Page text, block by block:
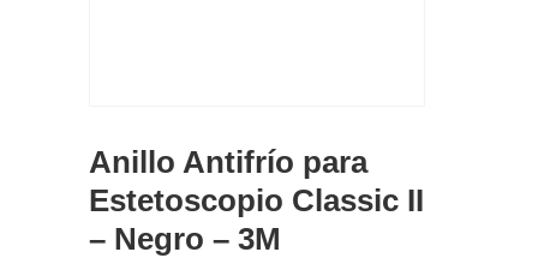
Anillo Antifrío para
Estetoscopio Classic II
– Negro – 3M